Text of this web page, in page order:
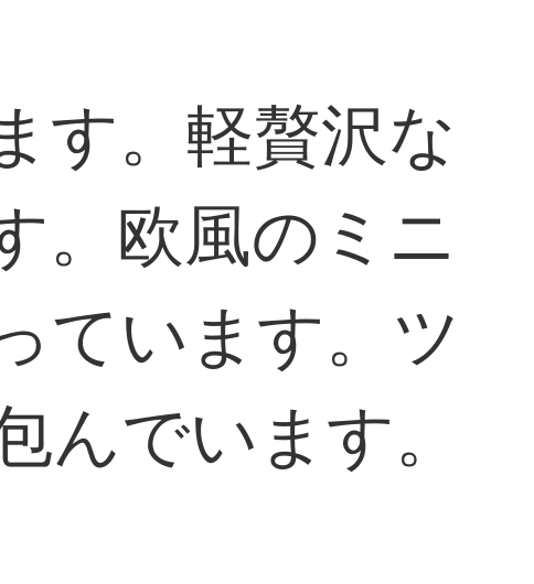
す。軽贅沢な
。欧風のミニ
ています。ツ
でいます。